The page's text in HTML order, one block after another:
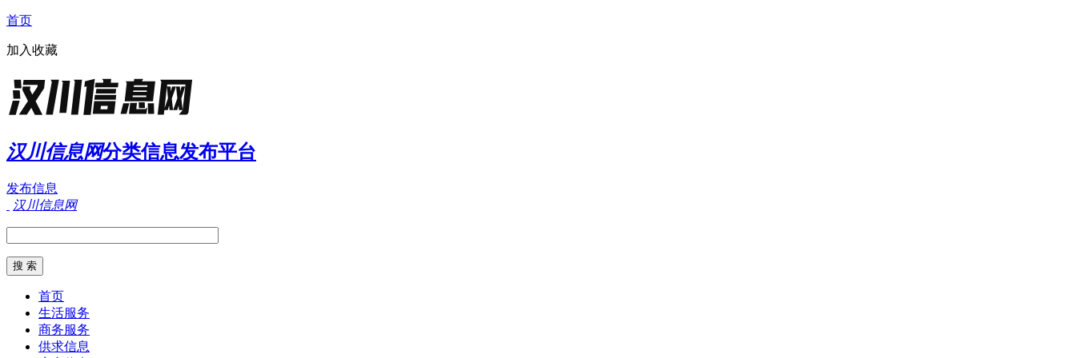
首页
加入收藏
汉川信息网分类信息发布平台
发布信息
汉川信息网
首页
生活服务
商务服务
供求信息